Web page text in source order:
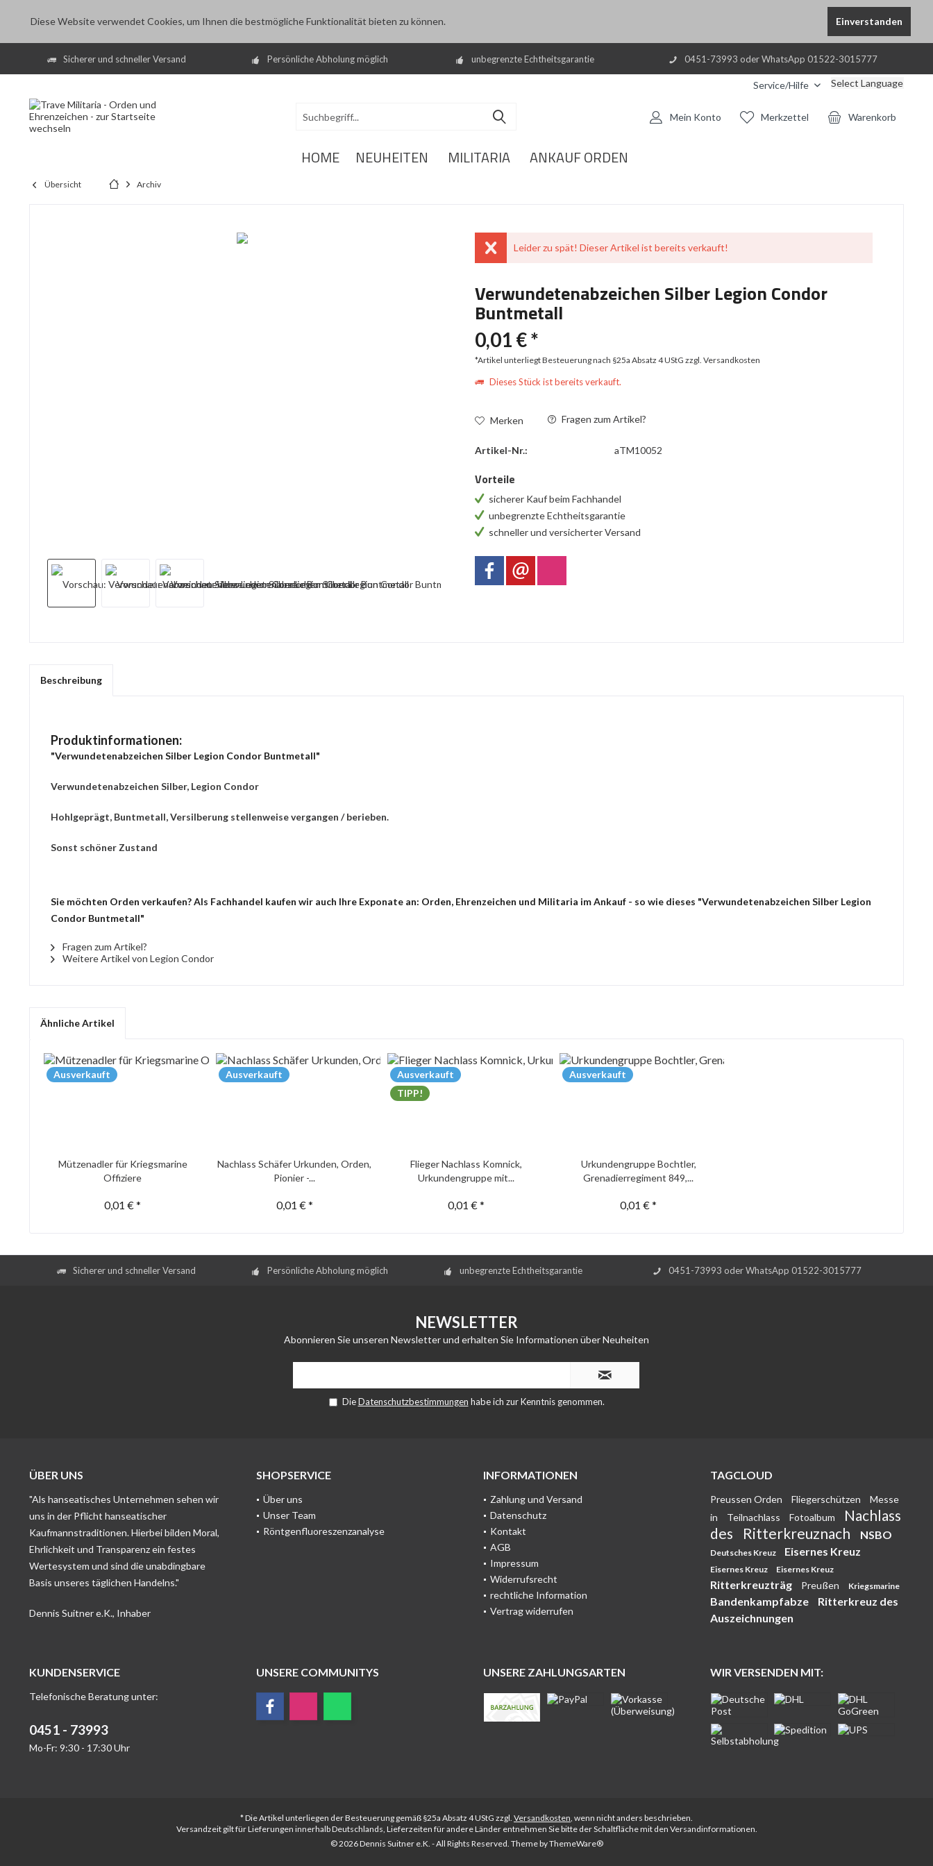
Diese Website verwendet Cookies, um Ihnen die bestmögliche Funktionalität bieten zu können. Einverstanden
Sicherer und schneller Versand Persönliche Abholung möglich unbegrenzte Echtheitsgarantie 0451-73993 oder WhatsApp 01522-3015777
Service/Hilfe Select Language
Warenkorb
Merkzettel
Mein Konto
HOME NEUHEITEN MILITARIA ANKAUF ORDEN
Übersicht Archiv
Leider zu spät! Dieser Artikel ist bereits verkauft!
Verwundetenabzeichen Silber Legion Condor
Buntmetall
0,01 € *
*Artikel unterliegt Besteuerung nach §25a Absatz 4 UStGzzgl. Versandkosten
Dieses Stück ist bereits verkauft.
Merken Fragen zum Artikel?
Artikel-Nr.: aTM10052
Vorteile
sicherer Kauf beim Fachhandel
unbegrenzte Echtheitsgarantie
schneller und versicherter Versand
Beschreibung
Produktinformationen:
"Verwundetenabzeichen Silber Legion Condor Buntmetall"
Verwundetenabzeichen Silber, Legion Condor
Hohlgeprägt, Buntmetall, Versilberung stellenweise vergangen / berieben.
Sonst schöner Zustand
Sie möchten Orden verkaufen? Als Fachhandel kaufen wir auch Ihre Exponate an: Orden, Ehrenzeichen und Militaria im Ankauf - so wie dieses "Verwundetenabzeichen Silber Legion
Condor Buntmetall"
Fragen zum Artikel?
Weitere Artikel von Legion Condor
Ähnliche Artikel
Ausverkauft
Mützenadler für Kriegsmarine
Offiziere
0,01 € *
Ausverkauft
Nachlass Schäfer Urkunden, Orden,
Pionier -...
0,01 € *
Ausverkauft
TIPP!
Flieger Nachlass Komnick,
Urkundengruppe mit...
0,01 € *
Ausverkauft
Urkundengruppe Bochtler,
Grenadierregiment 849,...
0,01 € *
Sicherer und schneller Versand Persönliche Abholung möglich unbegrenzte Echtheitsgarantie 0451-73993 oder WhatsApp 01522-3015777
NEWSLETTER
Abonnieren Sie unseren Newsletter und erhalten Sie Informationen über Neuheiten
DieDatenschutzbestimmungen habe ich zur Kenntnis genommen.
ÜBER UNS
"Als hanseatisches Unternehmen sehen wir
uns in der Pflicht hanseatischer
Kaufmannstraditionen. Hierbei bilden Moral,
Ehrlichkeit und Transparenz ein festes
Wertesystem und sind die unabdingbare
Basis unseres täglichen Handelns."
Dennis Suitner e.K., Inhaber
SHOPSERVICE
Über uns
Unser Team
Röntgenfluoreszenzanalyse
INFORMATIONEN
Zahlung und Versand
Datenschutz
Kontakt
AGB
Impressum
Widerrufsrecht
rechtliche Information
Vertrag widerrufen
TAGCLOUD
Preussen Orden Fliegerschützen
Messe
in
Teilnachlass Fotoalbum
Nachlass
des
Ritterkreuznach NSBO
Deutsches Kreuz Eisernes Kreuz
Eisernes Kreuz Eisernes Kreuz
Ritterkreuzträg Preußen Kriegsmarine
Bandenkampfabze
Ritterkreuz des
Auszeichnungen
KUNDENSERVICE
Telefonische Beratung unter:
0451 - 73993
Mo-Fr: 9:30 - 17:30 Uhr
UNSERE COMMUNITYS UNSERE ZAHLUNGSARTEN WIR VERSENDEN MIT:
* Die Artikel unterliegen der Besteuerung gemäß §25a Absatz 4 UStG zzgl. Versandkosten, wenn nicht anders beschrieben.
Versandzeit gilt für Lieferungen innerhalb Deutschlands, Lieferzeiten für andere Länder entnehmen Sie bitte der Schaltfläche mit den Versandinformationen.
© 2026 Dennis Suitner e.K. - All Rights Reserved. Theme byThemeWare®